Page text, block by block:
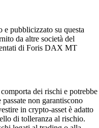
pubblicizzato su questa
da altre società del
di Foris DAX MT
dei rischi e potrebbe
non garantiscono
in crypto-asset è adatto
di tolleranza al rischio.